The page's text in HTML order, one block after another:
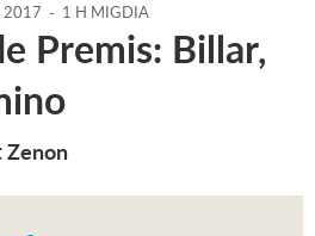
2017 - 1 H MIGDIA
Premis: Billar,
Zenon